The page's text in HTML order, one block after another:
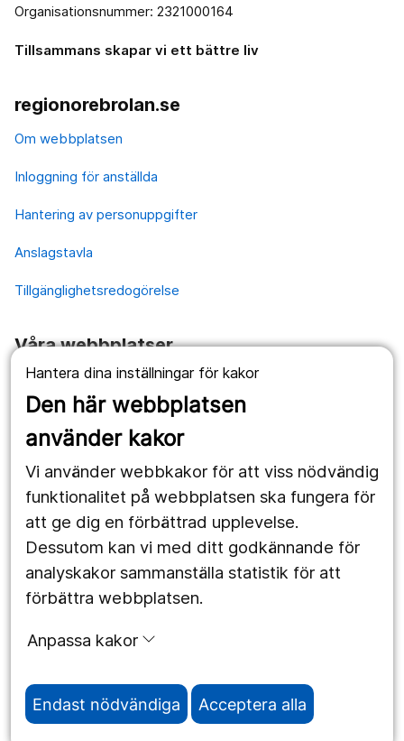
Hantera dina inställningar för kakor
Den här webbplatsen
använder kakor
Vi använder webbkakor för att viss nödvändig
funktionalitet på webbplatsen ska fungera för
att ge dig en förbättrad upplevelse.
Dessutom kan vi med ditt godkännande för
analyskakor sammanställa statistik för att
förbättra webbplatsen.
Anpassa kakor
Endast nödvändiga Acceptera alla
Organisationsnummer: 2321000164
Tillsammans skapar vi ett bättre liv
regionorebrolan.se
Om webbplatsen
Inloggning för anställda
Hantering av personuppgifter
Anslagstavla
Tillgänglighetsredogörelse
Våra webbplatser
1177.se
Länstrafiken
Utveckling
Följ oss
Facebook